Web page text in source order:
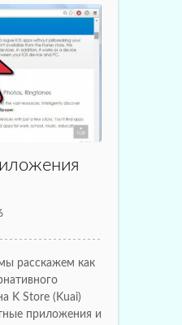
расскажем как
K Store (Kuai)
приложения и